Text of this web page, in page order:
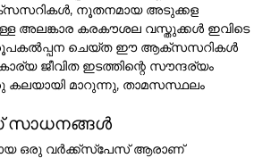
നൂതനമായ അടുക്കള
അലങ്കാര കരകൗശല വസ്തുക്കൾ ഇവിടെ
രൂപകൽപ്പന ചെയ്ത ഈ ആക്സസറികൾ
ജീവിത ഇടത്തിന്റെ സൗന്ദര്യം
ഒരു കലയായി മാറുന്നു, താമസസ്ഥലം
സാധനങ്ങൾ
ഒരു വർക്ക്സ്പേസ് ആരാണ്